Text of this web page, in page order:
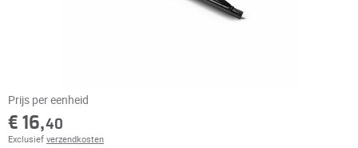
Prijs per eenheid
€ 16,40
Exclusief verzendkosten